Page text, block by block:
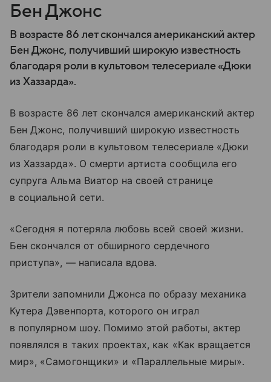
Бен Джонс
В возрасте 86 лет скончался американский актер
Бен Джонс, получивший широкую известность
благодаря роли в культовом телесериале «Дюки
из Хаззарда».
В возрасте 86 лет скончался американский актер
Бен Джонс, получивший широкую известность
благодаря роли в культовом телесериале «Дюки
из Хаззарда». О смерти артиста сообщила его
супруга Альма Виатор на своей странице
в социальной сети.
«Сегодня я потеряла любовь всей своей жизни.
Бен скончался от обширного сердечного
приступа», — написала вдова.
Зрители запомнили Джонса по образу механика
Кутера Дэвенпорта, которого он играл
в популярном шоу. Помимо этой работы, актер
появлялся в таких проектах, как «Как вращается
мир», «Самогонщики» и «Параллельные миры».